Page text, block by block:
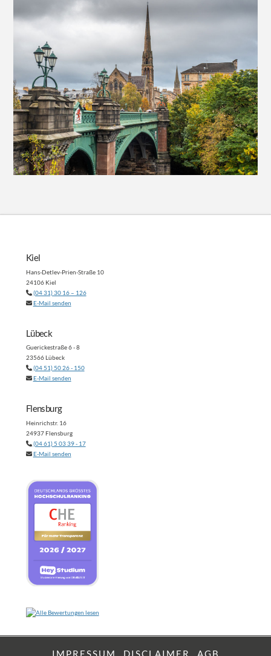
Kiel
Hans-Detlev-Prien-Straße 10
24106 Kiel
(04 31) 30 16 – 126
E-Mail senden
Lübeck
Guerickestraße 6 - 8
23566 Lübeck
(04 51) 50 26 - 150
E-Mail senden
Flensburg
Heinrichstr. 16
24937 Flensburg
(04 61) 5 03 39 - 17
E-Mail senden
IMPRESSUM DISCLAIMER AGB